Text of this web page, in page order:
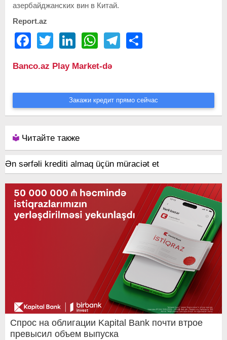
азербайджанских вин в Китай.
Report.az
FacebookTwitter LinkedIn WhatsAppTelegram
Banco.az Play Market-də
Закажи кредит прямо сейчас
Читайте также
Ən sərfəli krediti almaq üçün müraciət et
Спрос на облигации Kapital Bank почти втрое
превысил объем выпуска